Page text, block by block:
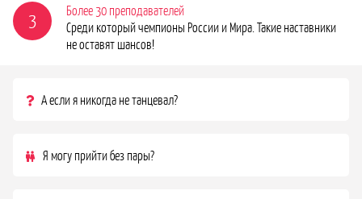
3
Более 30 преподавателей
Среди который чемпионы России и Мира. Такие наставники
не оставят шансов!
А если я никогда не танцевал?
Я могу прийти без пары?